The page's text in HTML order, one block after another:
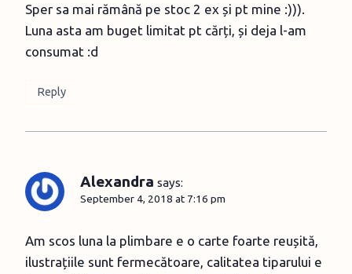
Sper sa mai rămână pe stoc 2 ex și pt mine :))).
Luna asta am buget limitat pt cărți, și deja l-am
consumat :d
Reply
Alexandra says:
September 4, 2018 at 7:16 pm
Am scos luna la plimbare e o carte foarte reușită,
ilustrațiile sunt fermecătoare, calitatea tiparului e